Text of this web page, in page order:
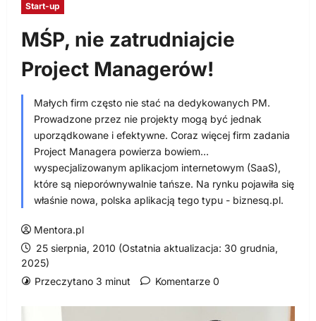
Start-up
MŚP, nie zatrudniajcie
Project Managerów!
Małych firm często nie stać na dedykowanych PM.
Prowadzone przez nie projekty mogą być jednak
uporządkowane i efektywne. Coraz więcej firm zadania
Project Managera powierza bowiem…
wyspecjalizowanym aplikacjom internetowym (SaaS),
które są nieporównywalnie tańsze. Na rynku pojawiła się
właśnie nowa, polska aplikacją tego typu - biznesq.pl.
Mentora.pl
25 sierpnia, 2010 (Ostatnia aktualizacja: 30 grudnia,
2025)
Przeczytano 3 minut
Komentarze 0